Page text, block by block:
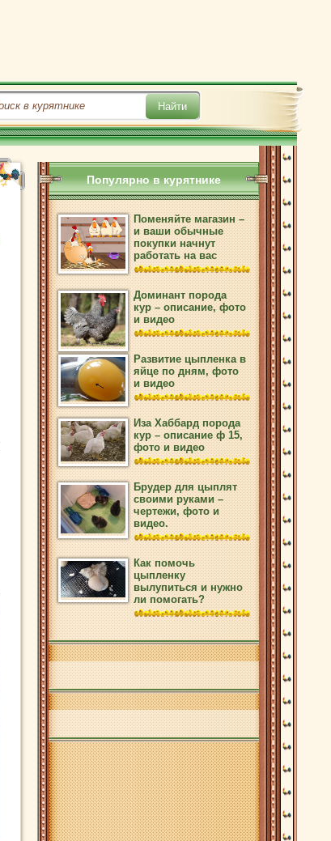
Популярно в курятнике
Поменяйте магазин –
и ваши обычные
покупки начнут
работать на вас
Доминант порода
кур – описание, фото
и видео
Развитие цыпленка в
яйце по дням, фото
и видео
Иза Хаббард порода
кур – описание ф 15,
фото и видео
Брудер для цыплят
своими руками –
чертежи, фото и
видео.
Как помочь
цыпленку
вылупиться и нужно
ли помогать?